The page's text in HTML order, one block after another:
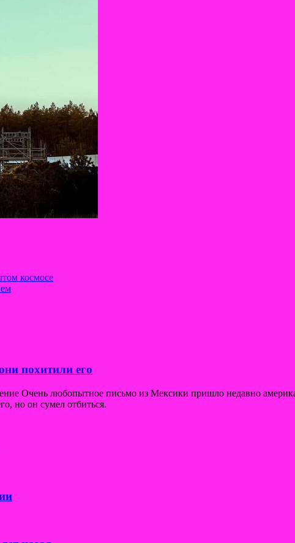
космосе
похитили его
Очень любопытное письмо из Мексики пришло недавно
но он сумел отбиться.